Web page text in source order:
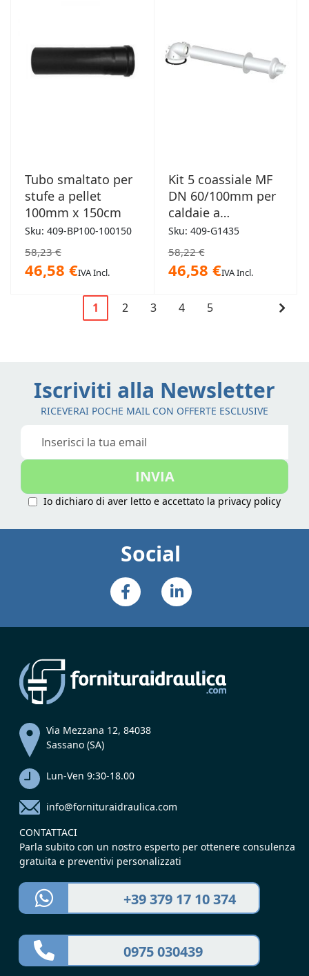
Tubo smaltato per
stufe a pellet
100mm x 150cm
Sku: 409-BP100-100150
58,23 €
46,58 €IVA Incl.
Kit 5 coassiale MF
DN 60/100mm per
caldaie a
condensazione
Sku: 409-G1435
58,22 €
46,58 €IVA Incl.
Pagina
Attualmente
la
pagina
1 Pagina
2 Pagina
3 Pagina
4 Pagina
5
Iscriviti alla Newsletter
RICEVERAI POCHE MAIL CON OFFERTE ESCLUSIVE
Iscriviti
nostra
INVIA
Io dichiaro di aver letto e accettato la privacy policy
Social
Via Mezzana 12, 84038
Sassano (SA)
Lun-Ven 9:30-18.00
info@fornituraidraulica.com
CONTATTACI
Parla subito con un nostro esperto per ottenere consulenza
gratuita e preventivi personalizzati
+39 379 17 10 374
0975 030439